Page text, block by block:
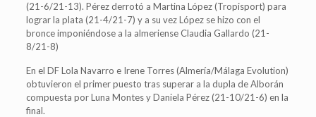
(21-6/21-13). Pérez derrotó a Martina López (Tropisport) para
lograr la plata (21-4/21-7) y a su vez López se hizo con el
bronce imponiéndose a la almeriense Claudia Gallardo (21-
8/21-8)
En el DF Lola Navarro e Irene Torres (Almería/Málaga Evolution)
obtuvieron el primer puesto tras superar a la dupla de Alborán
compuesta por Luna Montes y Daniela Pérez (21-10/21-6) en la
final.